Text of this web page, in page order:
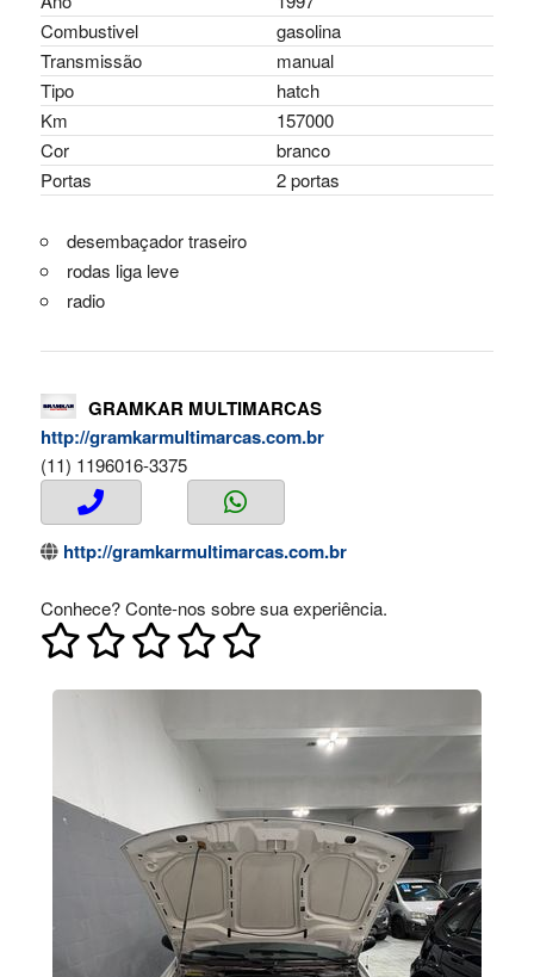
Combustivel
gasolina
Transmissão
manual
Tipo
hatch
Km
157000
Cor
branco
Portas
2 portas
desembaçador traseiro
rodas liga leve
radio
GRAMKAR MULTIMARCAS
http://gramkarmultimarcas.com.br
(11) 1196016-3375
http://gramkarmultimarcas.com.br
Conhece? Conte-nos sobre sua experiência.